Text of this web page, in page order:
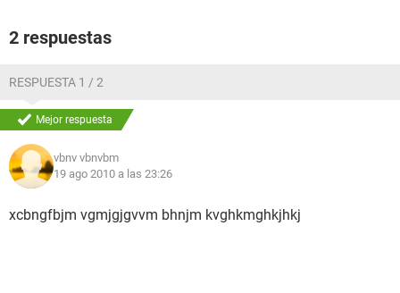
2 respuestas
RESPUESTA 1 / 2
Mejor respuesta
vbnv vbnvbm
19 ago 2010 a las 23:26
xcbngfbjm vgmjgjgvvm bhnjm kvghkmghkjhkj